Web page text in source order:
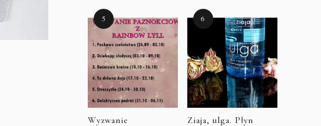
Wyzwanie
Ziaja, ulga. Płyn